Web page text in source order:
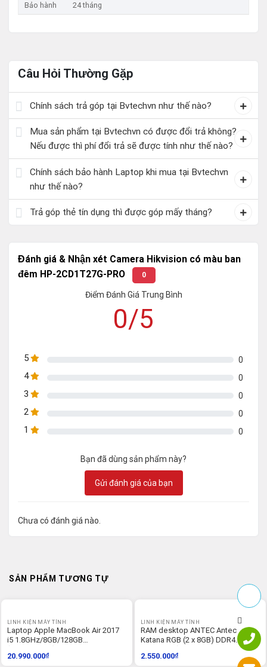
Bảo hành 24 tháng
Câu Hỏi Thường Gặp
Chính sách trả góp tại Bvtechvn như thế nào?
Mua sản phẩm tại Bvtechvn có được đổi trả không?
Nếu được thì phí đổi trả sẽ được tính như thế nào?
Chính sách bảo hành Laptop khi mua tại Bvtechvn
như thế nào?
Trả góp thẻ tín dụng thì được góp mấy tháng?
Đánh giá & Nhận xét Camera Hikvision có màu ban
đêm HP-2CD1T27G-PRO
0
Điểm Đánh Giá Trung Bình
0/5
5 0
4 0
3 0
2 0
1 0
Bạn đã dùng sản phẩm này?
Gửi đánh giá của bạn
Chưa có đánh giá nào.
SẢN PHẨM TƯƠNG TỰ
LINH KIỆN MÁY TÍNH
Laptop Apple MacBook Air 2017
i5 1.8GHz/8GB/128GB
20.990.000₫
LINH KIỆN MÁY TÍNH
RAM desktop ANTEC Antec
Katana RGB (2 x 8GB) DDR4
3200MHz (AM4U32168G11-7DKR)
2.550.000₫